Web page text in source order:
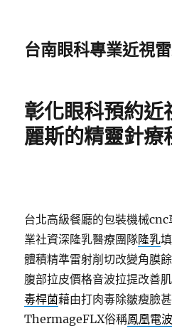
台南眼科專業近視
彰化眼科預約近
麗斯的精靈針療
台北高級餐廳的包裝機械
業社資深隆乳醫療團隊隆乳
體積精準雷射削切改變角膜
腹部拉皮價格音波拉提改善
毒桿菌藉由打肉毒除皺瘦臉
ThermageFLX俗稱鳳凰電